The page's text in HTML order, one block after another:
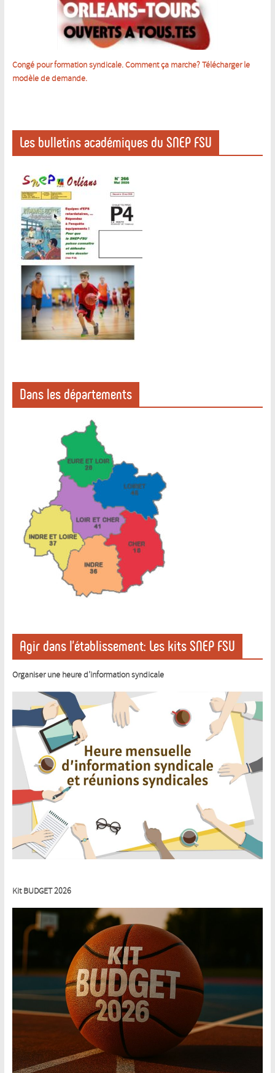
Congé pour formation syndicale. Comment ça marche? Télécharger le
modèle de demande.
Les bulletins académiques du SNEP FSU
Dans les départements
Agir dans l’établissement: Les kits SNEP FSU
Organiser une heure d’information syndicale
Kit BUDGET 2026